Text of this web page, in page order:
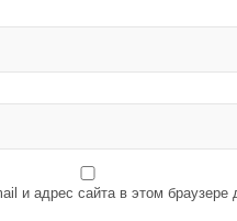
и адрес сайта в этом